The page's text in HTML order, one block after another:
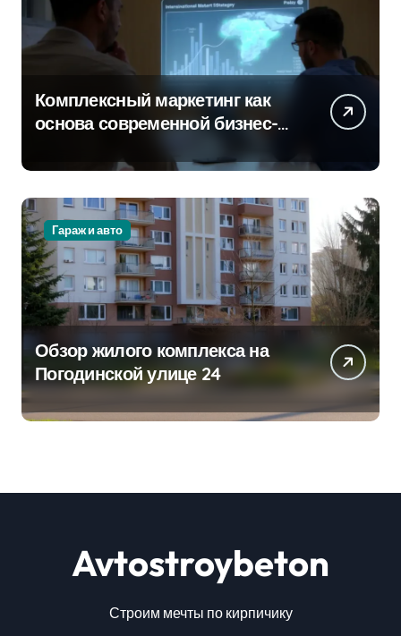
Комплексный маркетинг как
основа современной бизнес-
Гараж и авто
Обзор жилого комплекса на
Погодинской улице 24
Avtostroybeton
Строим мечты по кирпичику